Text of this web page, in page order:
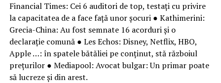
Financial Times: Cei 6 auditori de top, testați cu privire
la capacitatea de a face față unor șocuri ● Kathimerini:
Grecia-China: Au fost semnate 16 acorduri şi o
declaraţie comună ● Les Echos: Disney, Netflix, HBO,
Apple …: în spatele bătăliei pe conținut, stă războiul
prețurilor ● Mediapool: Avocat bulgar: Un primar poate
să lucreze şi din arest.